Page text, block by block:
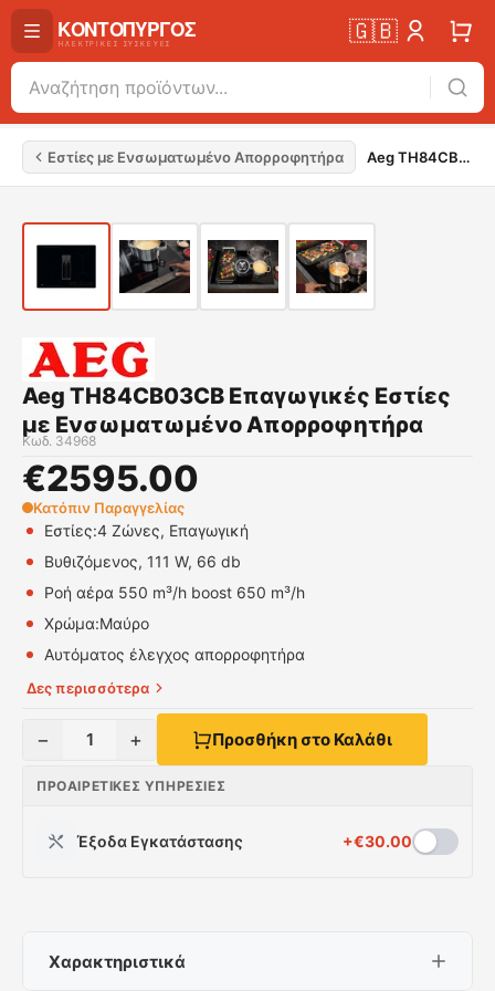
🇬🇧
Εστίες με Ενσωματωμένο Απορροφητήρα Aeg TH84CB03CB Επαγωγικές Εστίες με Ενσωματωμένο Απορροφητήρα
Aeg TH84CB03CB Επαγωγικές Εστίες
με Ενσωματωμένο Απορροφητήρα
Κωδ. 34968
€2595.00
Κατόπιν Παραγγελίας
Εστίες:4 Ζώνες, Επαγωγική
Βυθιζόμενος, 111 W, 66 db
Ροή αέρα 550 m³/h boost 650 m³/h
Χρώμα:Μαύρο
Αυτόματος έλεγχος απορροφητήρα
Δες περισσότερα
− 1 + Προσθήκη στο Καλάθι
ΠΡΟΑΙΡΕΤΙΚΈΣ ΥΠΗΡΕΣΊΕΣ
Έξοδα Εγκατάστασης +€30.00
Χαρακτηριστικά